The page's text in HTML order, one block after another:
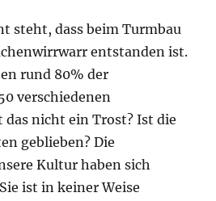
steht, dass beim Turmbau
entstanden ist.
rund 80% der
verschiedenen
das nicht ein Trost? Ist die
geblieben? Die
Kultur haben sich
ist in keiner Weise